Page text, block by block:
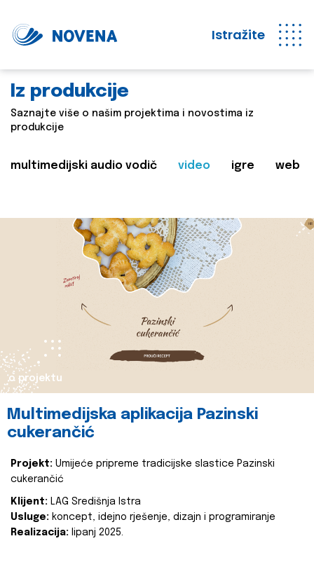
Istražite
Iz produkcije
Saznajte više o našim projektima i novostima iz
produkcije
multimedijski audio vodič video igre web
o projektu
Multimedijska aplikacija Pazinski
cukerančić
Projekt: Umijeće pripreme tradicijske slastice Pazinski
cukerančić
Klijent: LAG Središnja Istra
Usluge: koncept, idejno rješenje, dizajn i programiranje
Realizacija: lipanj 2025.